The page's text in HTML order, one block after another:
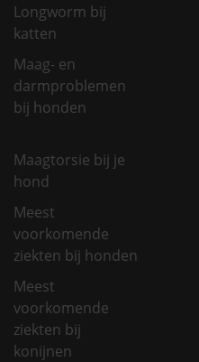
Longworm bij
katten
Maag- en
darmproblemen
bij honden
Maagtorsie bij je
hond
Meest
voorkomende
ziekten bij honden
Meest
voorkomende
ziekten bij
konijnen